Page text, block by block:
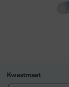
Kwastmaat